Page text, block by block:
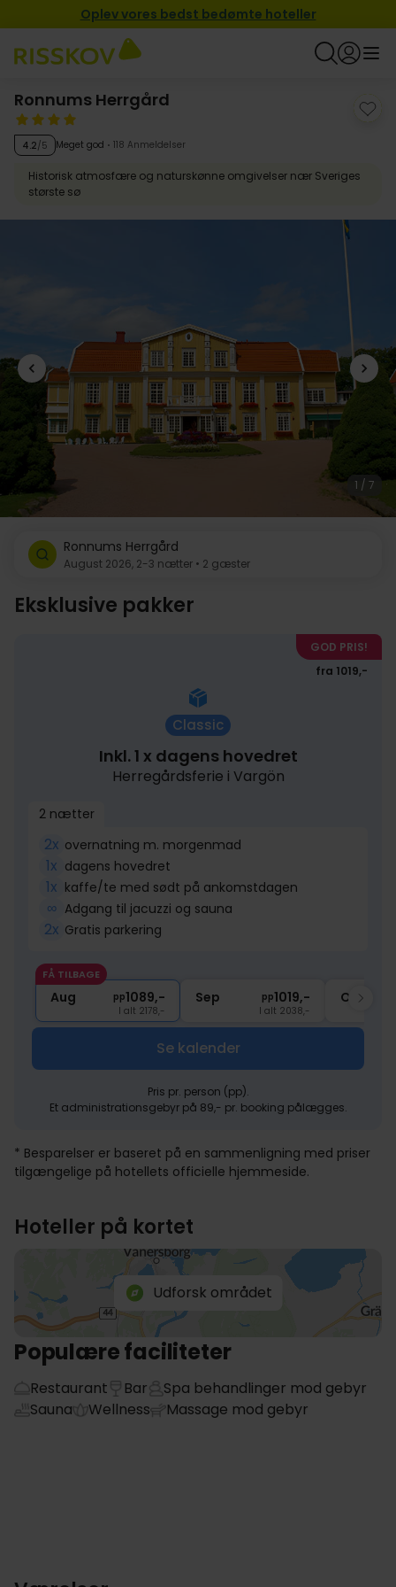
Oplev vores bedst bedømte hoteller
Ronnums Herrgård
4.2/5 Meget god 118 Anmeldelser
Historisk atmosfære og naturskønne omgivelser nær Sveriges
største sø
1 / 7
Ronnums Herrgård
August 2026, 2-3 nætter • 2 gæster
Eksklusive pakker
GOD PRIS!
fra 1019,-
Classic
Inkl. 1 x dagens hovedret
Herregårdsferie i Vargön
2 nætter
2x overnatning m. morgenmad
1x dagens hovedret
1x kaffe/te med sødt på ankomstdagen
∞ Adgang til jacuzzi og sauna
2x Gratis parkering
FÅ TILBAGE
Aug pp1089,-
I alt 2178,-
Sep pp1019,-
I alt 2038,-
Okt
Se kalender
Pris pr. person (pp).
Et administrationsgebyr på 89,- pr. booking pålægges.
* Besparelser er baseret på en sammenligning med priser
tilgængelige på hotellets officielle hjemmeside.
Hoteller på kortet
Udforsk området
Populære faciliteter
Restaurant Bar
Spa behandlinger mod gebyr
Sauna
Wellness Massage mod gebyr